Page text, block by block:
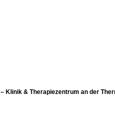
– Klinik & Therapiezentrum an der